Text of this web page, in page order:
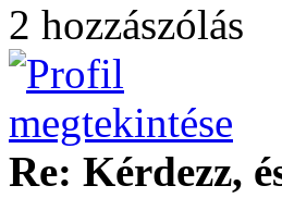
2 hozzászólás
Re: Kérdezz,